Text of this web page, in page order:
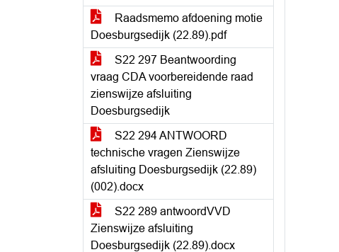
Raadsmemo afdoening motie
Doesburgsedijk (22.89).pdf
S22 297 Beantwoording
vraag CDA voorbereidende raad
zienswijze afsluiting
Doesburgsedijk
S22 294 ANTWOORD
technische vragen Zienswijze
afsluiting Doesburgsedijk (22.89)
(002).docx
S22 289 antwoordVVD
Zienswijze afsluiting
Doesburgsedijk (22.89).docx